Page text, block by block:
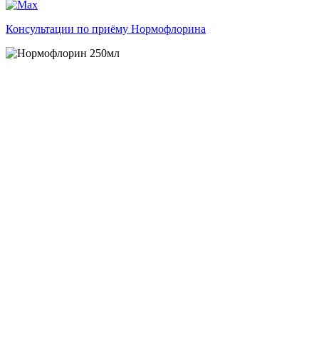
Консультации по приёму Нормофлорина